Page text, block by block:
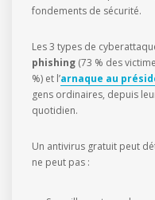
fondements de sécurité.
Les 3 types de
phishing (73 % des
%) et l’arnaque au
gens ordinaires, depuis
quotidien.
Un antivirus gratuit peut
ne peut pas :